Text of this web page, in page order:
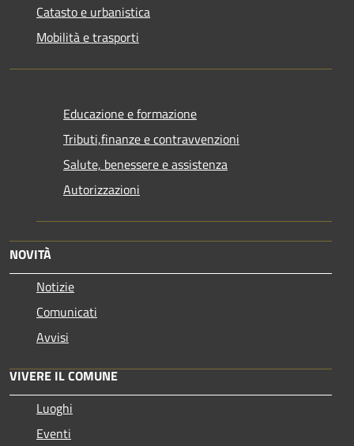
Catasto e urbanistica
Mobilità e trasporti
Educazione e formazione
Tributi,finanze e contravvenzioni
Salute, benessere e assistenza
Autorizzazioni
NOVITÀ
Notizie
Comunicati
Avvisi
VIVERE IL COMUNE
Luoghi
Eventi